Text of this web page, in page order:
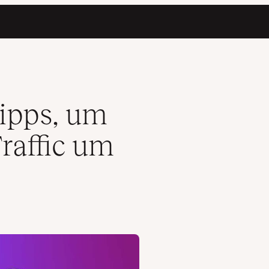
zu steigern
um
um